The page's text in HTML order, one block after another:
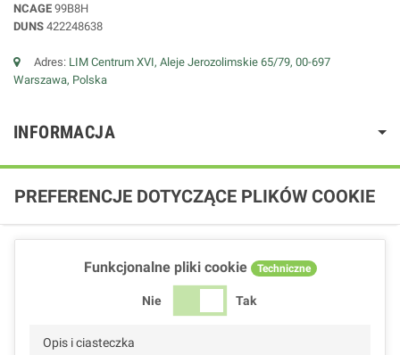
NCAGE 99B8H
DUNS 422248638
Adres: LIM Centrum XVI, Aleje Jerozolimskie 65/79, 00-697
Warszawa, Polska
INFORMACJA
PREFERENCJE DOTYCZĄCE PLIKÓW COOKIE
Funkcjonalne pliki cookie Techniczne
Nie Tak
Opis i ciasteczka